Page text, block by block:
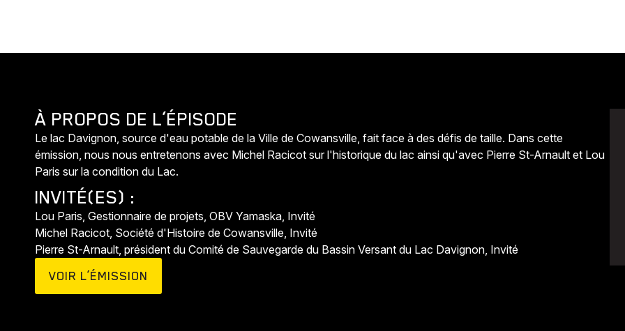
À PROPOS DE L’ÉPISODE
Le lac Davignon, source d'eau potable de la Ville de Cowansville, fait face à des défis de taille. Dans cette
émission, nous nous entretenons avec Michel Racicot sur l'historique du lac ainsi qu'avec Pierre St-Arnault et Lou
Paris sur la condition du Lac.
INVITÉ(ES) :
Lou Paris, Gestionnaire de projets, OBV Yamaska, Invité
Michel Racicot, Société d'Histoire de Cowansville, Invité
Pierre St-Arnault, président du Comité de Sauvegarde du Bassin Versant du Lac Davignon, Invité
VOIR L’ÉMISSION